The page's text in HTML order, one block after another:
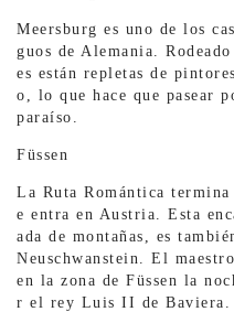
Meersburg es uno de los
guos de Alemania.
es están repletas de
o, lo que hace que pasear
paraíso.
Füssen
La Ruta Romántica
e entra en Austria. Esta
ada de montañas, es
Neuschwanstein. El
en la zona de Füssen la
r el rey Luis II de Baviera.